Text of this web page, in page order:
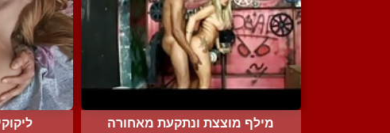
מילף מוצצת ונתקעת מאחורה